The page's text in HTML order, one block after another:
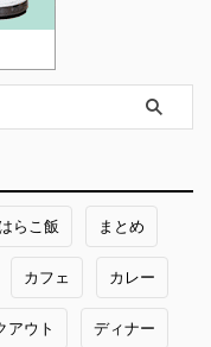
はらこ飯 まとめ
カフェ カレー
アウト ディナー